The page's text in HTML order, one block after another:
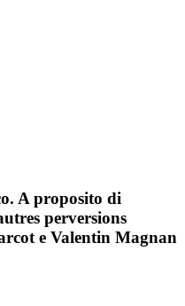
A proposito di
perversions
e Valentin Magnan